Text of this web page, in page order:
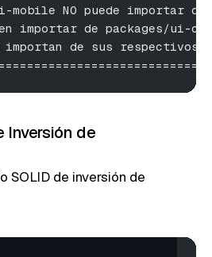
NO puede importar de
importar de packages/ui-
de sus respectivos
Inversión de
SOLID de inversión de